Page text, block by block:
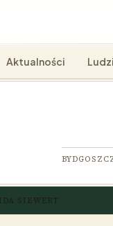
Aktualności
SIEWERT